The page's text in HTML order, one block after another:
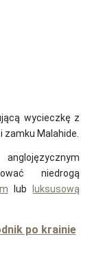
wycieczkę z
Malahide.
niedrogą
lubluksusową
po krainie